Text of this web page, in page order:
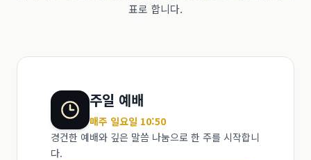
표로 합니다.
주일 예배
매주 일요일 10:50
경건한 예배와 깊은 말씀 나눔으로 한 주를 시작합니
다.